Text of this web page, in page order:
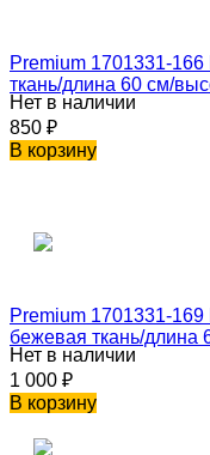
Premium 1701331-
ткань/длина 60 см/
Нет в наличии
850 ₽
В корзину
Premium 1701331-
бежевая ткань/длина
Нет в наличии
1 000 ₽
В корзину